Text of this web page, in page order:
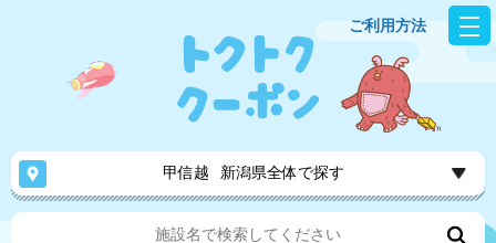
ご利用方法
甲信越 新潟県全体で探す